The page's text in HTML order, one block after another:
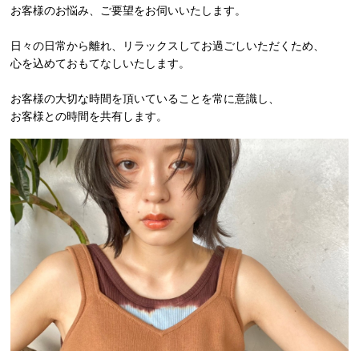
お客様のお悩み、ご要望をお伺いいたします。
日々の日常から離れ、リラックスしてお過ごしいただくため、
心を込めておもてなしいたします。
お客様の大切な時間を頂いていることを常に意識し、
お客様との時間を共有します。